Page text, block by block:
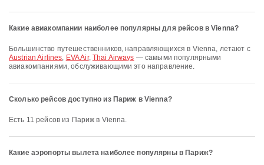
Какие авиакомпании наиболее популярны для рейсов в Vienna?
Большинство путешественников, направляющихся в Vienna, летают с
Austrian Airlines, EVA Air, Thai Airways — самыми популярными
авиакомпаниями, обслуживающими это направление.
Сколько рейсов доступно из Париж в Vienna?
Есть 11 рейсов из Париж в Vienna.
Какие аэропорты вылета наиболее популярны в Париж?